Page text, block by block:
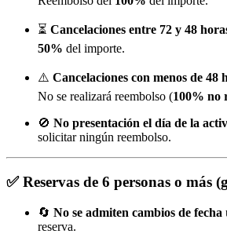
⏳ Cancelaciones entre 72 y 48
50% del importe.
⚠️ Cancelaciones con menos de 48
No se realizará reembolso (100% no
🚫 No presentación el día de la
solicitar ningún reembolso.
✅Reservas de 6 personas o más
🔄 No se admiten cambios de fecha
reserva.